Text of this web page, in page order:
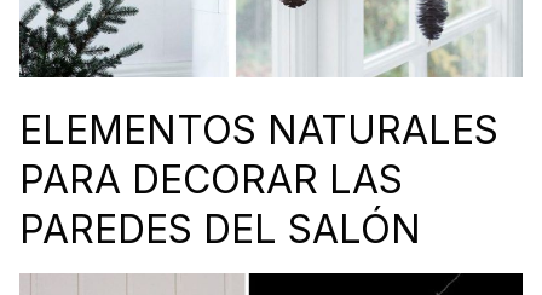
ELEMENTOS NATURALES
PARA DECORAR LAS
PAREDES DEL SALÓN